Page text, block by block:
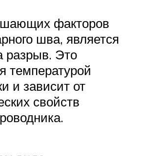
факторов
шва, является
разрыв. Это
температурой
и зависит от
свойств